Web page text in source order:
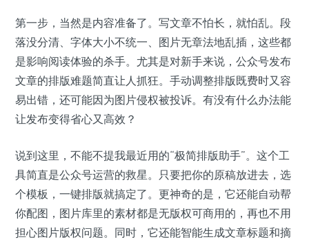
第一步，当然是内容准备了。写文章不怕长，就怕乱。段
落没分清、字体大小不统一、图片无章法地乱插，这些都
是影响阅读体验的杀手。尤其是对新手来说，公众号发布
文章的排版难题简直让人抓狂。手动调整排版既费时又容
易出错，还可能因为图片侵权被投诉。有没有什么办法能
让发布变得省心又高效？
说到这里，不能不提我最近用的“极简排版助手”。这个工
具简直是公众号运营的救星。只要把你的原稿放进去，选
个模板，一键排版就搞定了。更神奇的是，它还能自动帮
你配图，图片库里的素材都是无版权可商用的，再也不用
担心图片版权问题。同时，它还能智能生成文章标题和摘